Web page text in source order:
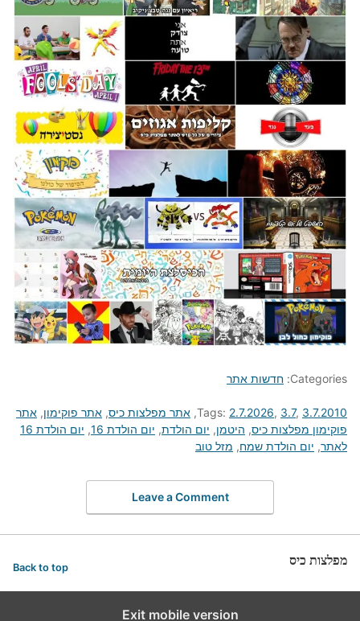
Categories: חדשות אתר
Tags: 2.7.2026, 3.7, 3.7.2010
, אתר מפלצות כיס, אתר פוקימון, אתר
פוקימון מפלצות כיס, היטמן, יום הולדת, יום הולדת 16 ,
יום הולדת 16
לאתר, יום הולדת שמח, מזל טוב
Leave a Comment
מפלצות כיס Back to top
Exit mobile version